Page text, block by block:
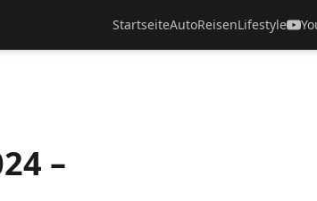
StartseiteAutoReisenLifestyle
–